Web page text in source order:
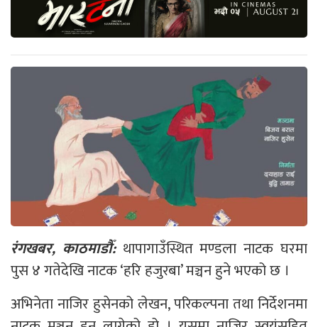
रंगखबर, काठमाडौँ:थापागाउँस्थित मण्डला नाटक घरमा
पुस ४ गतेदेखि नाटक ‘हरि हजुरबा’ मञ्चन हुने भएको छ ।
अभिनेता नाजिर हुसेनको लेखन, परिकल्पना तथा निर्देशनमा